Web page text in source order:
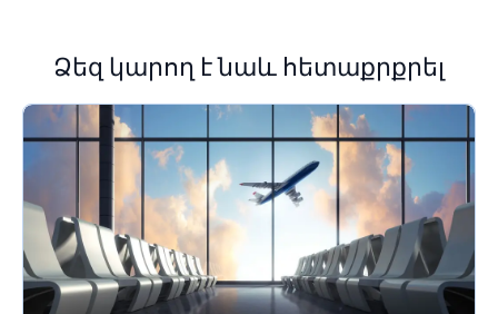
Ձեզ կարող է նաև հետաքրքրել